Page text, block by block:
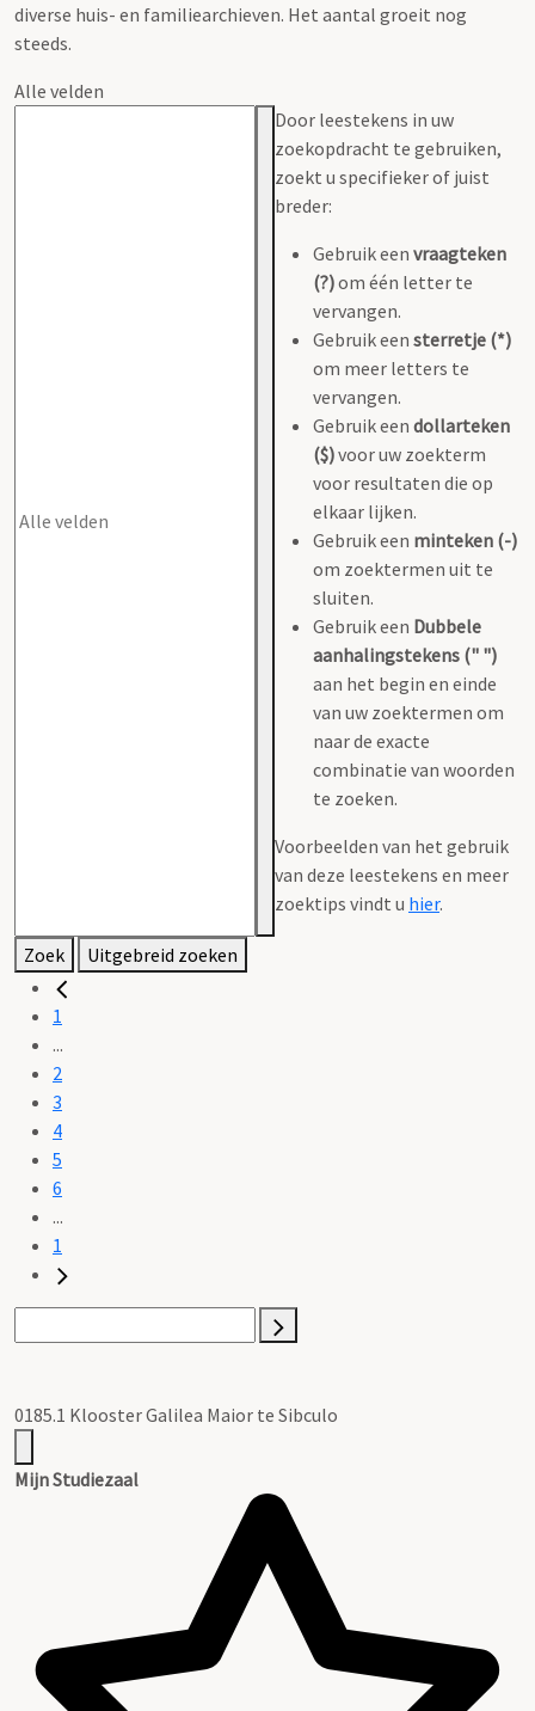
diverse huis- en familiearchieven. Het aantal groeit nog
steeds.
Alle velden
Door leestekens in uw
zoekopdracht te gebruiken,
zoekt u specifieker of juist
breder:
Gebruik een vraagteken
(?)om één letter te
vervangen.
Gebruik een sterretje (*)
om meer letters te
vervangen.
Gebruik een dollarteken
($)voor uw zoekterm
voor resultaten die op
elkaar lijken.
Gebruik een minteken (-)
om zoektermen uit te
sluiten.
Gebruik een Dubbele
aanhalingstekens (" ")
aan het begin en einde
van uw zoektermen om
naar de exacte
combinatie van woorden
te zoeken.
Voorbeelden van het gebruik
van deze leestekens en meer
zoektips vindt u hier.
Zoek Uitgebreid zoeken
1
...
2
3
4
5
6
...
1
0185.1 Klooster Galilea Maior te Sibculo
Mijn Studiezaal